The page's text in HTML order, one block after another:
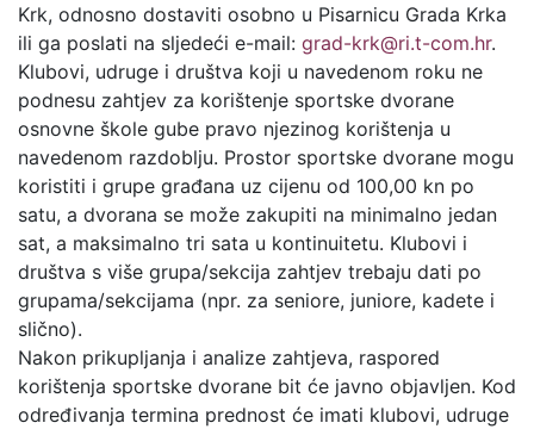
Krk, odnosno dostaviti osobno u Pisarnicu Grada Krka
ili ga poslati na sljedeći e-mail: grad-krk@ri.t-com.hr.
Klubovi, udruge i društva koji u navedenom roku ne
podnesu zahtjev za korištenje sportske dvorane
osnovne škole gube pravo njezinog korištenja u
navedenom razdoblju. Prostor sportske dvorane mogu
koristiti i grupe građana uz cijenu od 100,00 kn po
satu, a dvorana se može zakupiti na minimalno jedan
sat, a maksimalno tri sata u kontinuitetu. Klubovi i
društva s više grupa/sekcija zahtjev trebaju dati po
grupama/sekcijama (npr. za seniore, juniore, kadete i
slično).
Nakon prikupljanja i analize zahtjeva, raspored
korištenja sportske dvorane bit će javno objavljen. Kod
određivanja termina prednost će imati klubovi, udruge